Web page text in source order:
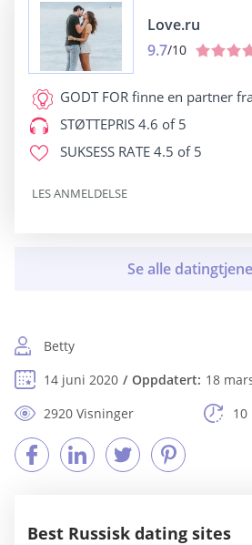
Love.ru
9.7/10
GODT FOR finne en partner
STØTTEPRIS 4.6 of 5
SUKSESS RATE 4.5 of 5
LES ANMELDELSE
Betty
14 juni 2020
Oppdatert: 18
2920 Visninger
Best Russisk dating sites